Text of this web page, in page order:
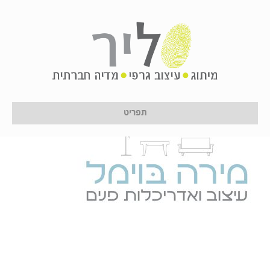
תפריט
16 בינואר 2017